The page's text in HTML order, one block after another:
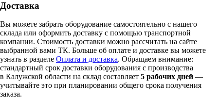
Доставка
Вы можете забрать оборудование самостоятельно с нашего
склада или оформить доставку с помощью транспортной
компании. Стоимость доставки можно рассчитать на сайте
выбранной вами ТК. Больше об оплате и доставке вы можете
узнать в разделе Оплата и доставка. Обращаем внимание:
стандартный срок доставки оборудования с производства
в Калужской области на склад составляет 5 рабочих дней —
учитывайте это при планировании общего срока получения
заказа.